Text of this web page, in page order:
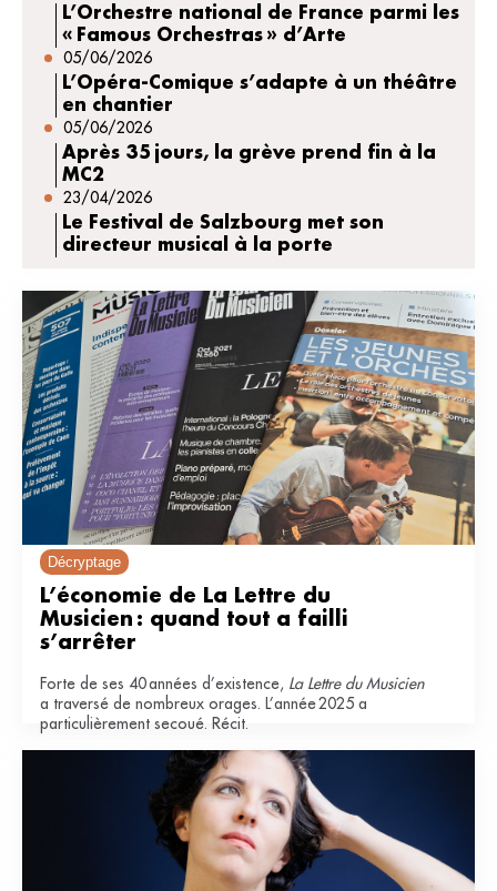
L’Orchestre national de France parmi les
« Famous Orchestras » d’Arte
05/06/2026
L’Opéra-Comique s’adapte à un théâtre
en chantier
05/06/2026
Après 35 jours, la grève prend fin à la
MC2
23/04/2026
Le Festival de Salzbourg met son
directeur musical à la porte
Décryptage
L’économie de La Lettre du
Musicien : quand tout a failli
s’arrêter
Forte de ses 40 années d’existence, La Lettre du Musicien
a traversé de nombreux orages. L’année 2025 a
particulièrement secoué. Récit.